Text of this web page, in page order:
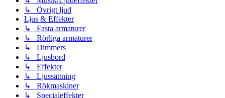
↳ Övrigt ljud
Ljus & Effekter
↳ Fasta armaturer
↳ Rörliga armaturer
↳ Dimmers
↳ Ljusbord
↳ Effekter
↳ Ljussättning
↳ Rökmaskiner
↳ Specialeffekter